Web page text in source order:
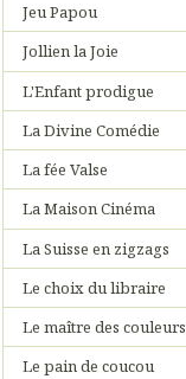
Jeu Papou
Jollien la Joie
L'Enfant prodigue
La Divine Comédie
La fée Valse
La Maison Cinéma
La Suisse en zigzags
Le choix du libraire
Le maître des couleurs
Le pain de coucou